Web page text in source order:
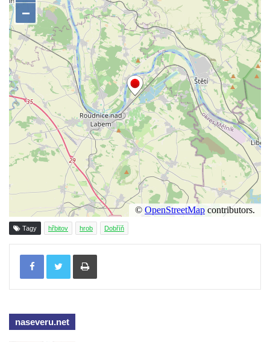
Velešíně
Hrob rodiny Hamerníkovy na hřbitově ve
Velešíně
Hrob rodiny Kohoutovy na hřbitově ve
Velešíně
Hrob Šimona Haláčka na hřbitově v Římově
Hrob Jana a Marie Tybytanclových na
hřbitově v Římově
Hrob rodiny Lorenz na hřbitově v Římově
Hrob rodiny Wähner na hřbitově v Dolním
Hrob rodiny Stolle na hřbitově v Dolním
Podluží
Hrob Josefa Adlera na hřbitově v Dolním
Hrob Eduarda Tietzeho na hřbitově v
Tagy hřbitov hrob Dobříň
Tisknout
naseveru.net